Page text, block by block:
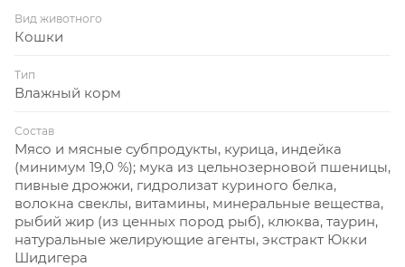
Вид животного
Кошки
Тип
Влажный корм
Состав
Мясо и мясные субпродукты, курица, индейка
(минимум 19,0 %); мука из цельнозерновой пшеницы,
пивные дрожжи, гидролизат куриного белка,
волокна свеклы, витамины, минеральные вещества,
рыбий жир (из ценных пород рыб), клюква, таурин,
натуральные желирующие агенты, экстракт Юкки
Шидигера